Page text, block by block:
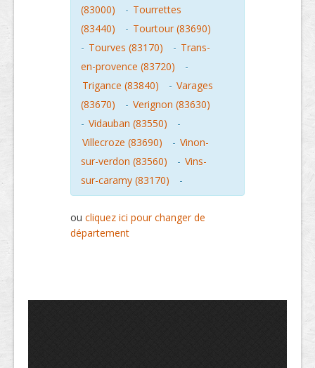
(83000)
- Tourrettes
(83440)
- Tourtour (83690)
- Tourves (83170) - Trans-
en-provence (83720)
-
Trigance (83840)
- Varages
(83670)
- Verignon (83630)
- Vidauban (83550)
-
Villecroze (83690)
- Vinon-
sur-verdon (83560)
- Vins-
sur-caramy (83170)
-
ou cliquez ici pour changer de
département